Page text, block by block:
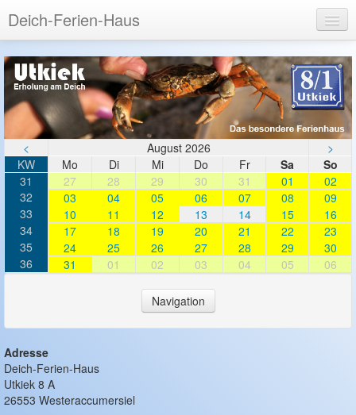
Deich-Ferien-Haus
Registrieren
< August 2026
>
KW
Mo Di Mi Do Fr Sa
So
31
27 28 29 30 31 01
02
32
03 04 05 06 07 08
09
33
10 11 12 13 14 15
16
34
17 18 19 20 21 22
23
35
24 25 26 27 28 29
30
36
31 01 02 03 04 05 06
Navigation
Passwort vergessen
SEITEN
Adresse
Deich-Ferien-Haus
Utkiek 8 A
26553 Westeraccumersiel